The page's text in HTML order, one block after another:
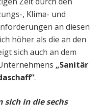
, Klima- und
an diesen
höher als die an den
sich auch an dem
„Sanitär
.
sich in die sechs